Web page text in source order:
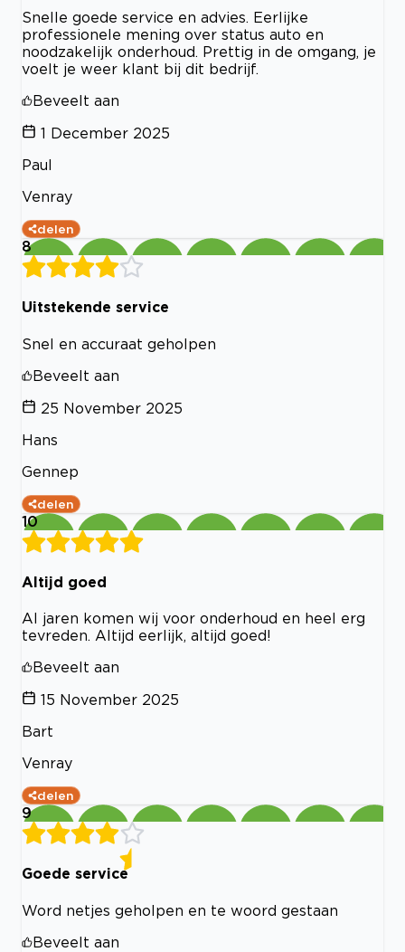
Snelle goede service en advies. Eerlijke
professionele mening over status auto en
noodzakelijk onderhoud. Prettig in de omgang, je
voelt je weer klant bij dit bedrijf.
Beveelt aan
1 December 2025
Paul
Venray
delen
8
Uitstekende service
Snel en accuraat geholpen
Beveelt aan
25 November 2025
Hans
Gennep
delen
10
Altijd goed
Al jaren komen wij voor onderhoud en heel erg
tevreden. Altijd eerlijk, altijd goed!
Beveelt aan
15 November 2025
Bart
Venray
delen
9
Goede service
Word netjes geholpen en te woord gestaan
Beveelt aan